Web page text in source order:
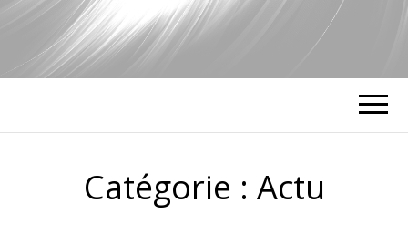
Catégorie : Actu